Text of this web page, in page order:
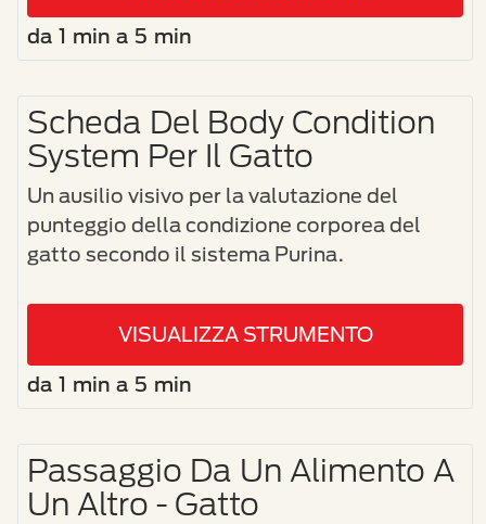
da 1 min a 5 min
Scheda Del Body Condition
System Per Il Gatto
Un ausilio visivo per la valutazione del
punteggio della condizione corporea del
gatto secondo il sistema Purina.
VISUALIZZA STRUMENTO
da 1 min a 5 min
Passaggio Da Un Alimento A
Un Altro - Gatto